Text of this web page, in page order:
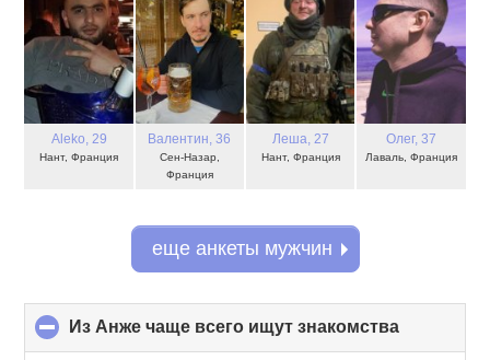
Aleko, 29
Нант, Франция
Валентин, 36
Сен-Назар,
Франция
Леша, 27
Нант, Франция
Олег, 37
Лаваль, Франция
еще анкеты мужчин
Из Анже чаще всего ищут знакомства
to